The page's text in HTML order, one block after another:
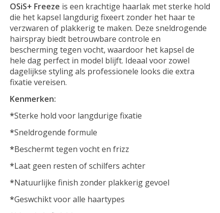
OSiS+ Freeze is een krachtige haarlak met sterke hold
die het kapsel langdurig fixeert zonder het haar te
verzwaren of plakkerig te maken. Deze sneldrogende
hairspray biedt betrouwbare controle en
bescherming tegen vocht, waardoor het kapsel de
hele dag perfect in model blijft. Ideaal voor zowel
dagelijkse styling als professionele looks die extra
fixatie vereisen.
Kenmerken:
*Sterke hold voor langdurige fixatie
*Sneldrogende formule
*Beschermt tegen vocht en frizz
*Laat geen resten of schilfers achter
*Natuurlijke finish zonder plakkerig gevoel
*Geswchikt voor alle haartypes